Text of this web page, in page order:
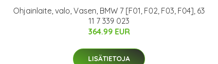
Ohjainlaite, valo, Vasen, BMW 7 [F01, F02, F03, F04], 63
11 7 339 023
364.99 EUR
LISÄTIETOJA